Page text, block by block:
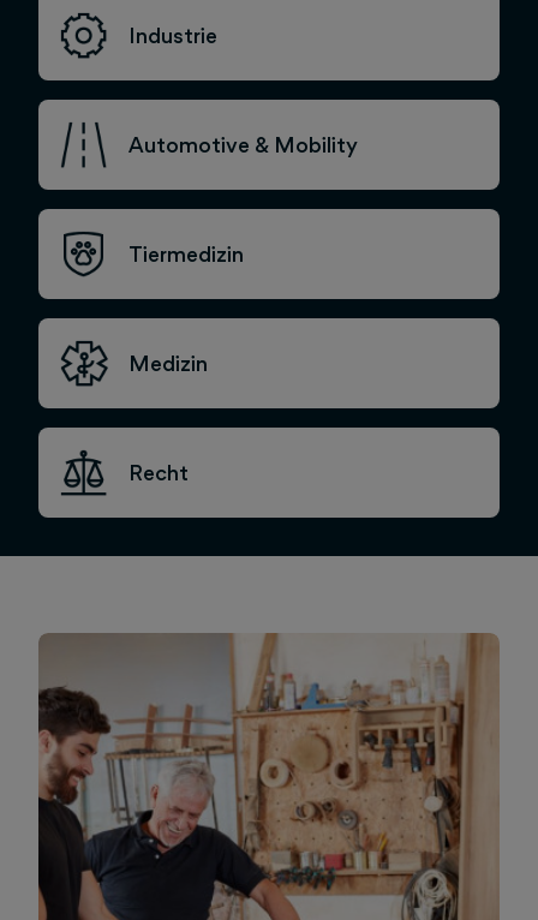
Industrie
Automotive & Mobility
Tiermedizin
Medizin
Recht